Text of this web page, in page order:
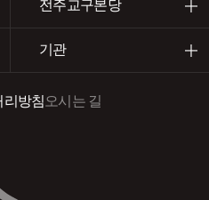
전주교구본당
기관
리방침오시는 길